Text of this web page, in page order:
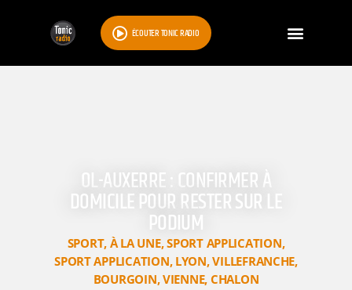
ÉCOUTER TONIC RADIO
OL-AUXERRE : CONFIRMER À
DOMICILE POUR RESTER SUR LE
PODIUM
SPORT, À LA UNE,SPORT APPLICATION,
SPORT APPLICATION, LYON,VILLEFRANCHE,
BOURGOIN,VIENNE, CHALON